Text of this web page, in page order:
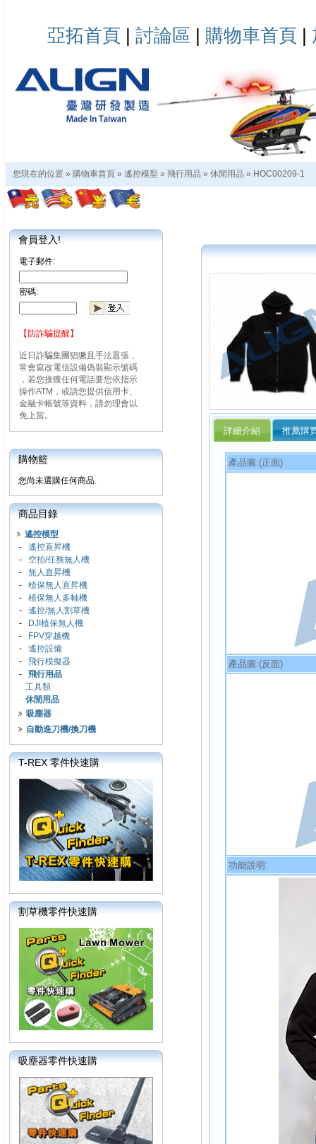
亞拓首頁 | 討論區 | 購物車首頁 |
您現在的位置 » 購物車首頁 » 遙控模型 » 飛行用品 » 休閒用品 » HOC00209-1
會員登入!
電子郵件:
密碼:
【防詐騙提醒】
近日詐騙集團猖獗且手法囂張，
常會竄改電信設備偽裝顯示號碼
，若您接獲任何電話要您依指示
操作ATM，或請您提供信用卡、
金融卡帳號等資料，請勿理會以
免上當。
購物籃
您尚未選購任何商品.
商品目錄
遙控模型
- 遙控直昇機
- 空拍/任務無人機
- 無人直昇機
- 植保無人直昇機
- 植保無人多軸機
- 遙控/無人割草機
-
DJI植保無人機
-
FPV穿越機
- 遙控設備
- 飛行模擬器
- 飛行用品
工具類
休閒用品
吸塵器
自動進刀機/換刀機
T-REX 零件快速購
割草機零件快速購
吸塵器零件快速購
詳細介紹 推薦購
產品圖:(正面)
產品圖:(反面)
功能說明: